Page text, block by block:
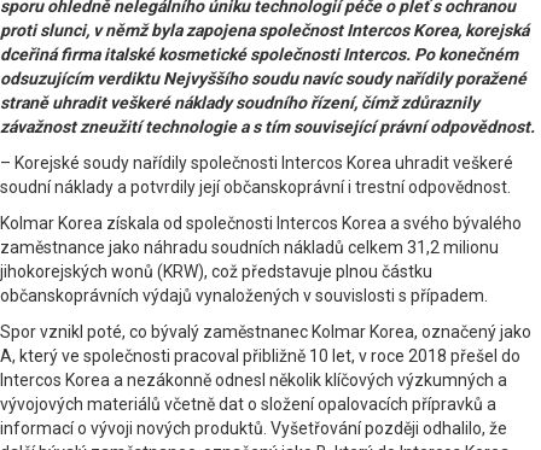
sporu ohledně nelegálního úniku technologií péče o pleť s ochranou
proti slunci, v němž byla zapojena společnost Intercos Korea, korejská
dceřiná firma italské kosmetické společnosti Intercos. Po konečném
odsuzujícím verdiktu Nejvyššího soudu navíc soudy nařídily poražené
straně uhradit veškeré náklady soudního řízení, čímž zdůraznily
závažnost zneužití technologie a s tím související právní odpovědnost.
– Korejské soudy nařídily společnosti Intercos Korea uhradit veškeré
soudní náklady a potvrdily její občanskoprávní i trestní odpovědnost.
Kolmar Korea získala od společnosti Intercos Korea a svého bývalého
zaměstnance jako náhradu soudních nákladů celkem 31,2 milionu
jihokorejských wonů (KRW), což představuje plnou částku
občanskoprávních výdajů vynaložených v souvislosti s případem.
Spor vznikl poté, co bývalý zaměstnanec Kolmar Korea, označený jako
A, který ve společnosti pracoval přibližně 10 let, v roce 2018 přešel do
Intercos Korea a nezákonně odnesl několik klíčových výzkumných a
vývojových materiálů včetně dat o složení opalovacích přípravků a
informací o vývoji nových produktů. Vyšetřování později odhalilo, že